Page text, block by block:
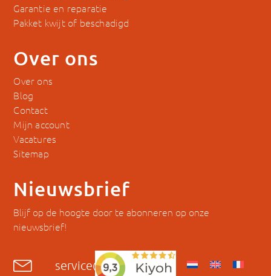
Garantie en reparatie
Pakket kwijt of beschadigd
Over ons
Over ons
Blog
Contact
Mijn account
Vacatures
Sitemap
Nieuwsbrief
Blijf op de hoogte door te abonneren op onze
nieuwsbrief!
service@hyckes.com